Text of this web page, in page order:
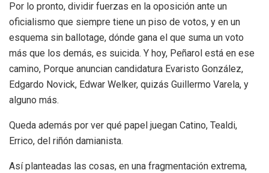
Por lo pronto, dividir fuerzas en la oposición ante un
oficialismo que siempre tiene un piso de votos, y en un
esquema sin ballotage, dónde gana el que suma un voto
más que los demás, es suicida. Y hoy, Peñarol está en ese
camino, Porque anuncian candidatura Evaristo González,
Edgardo Novick, Edwar Welker, quizás Guillermo Varela, y
alguno más.
Queda además por ver qué papel juegan Catino, Tealdi,
Errico, del riñón damianista.
Así planteadas las cosas, en una fragmentación extrema,